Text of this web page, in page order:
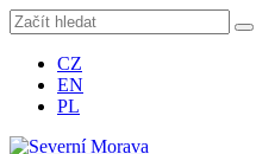
CZ
EN
PL